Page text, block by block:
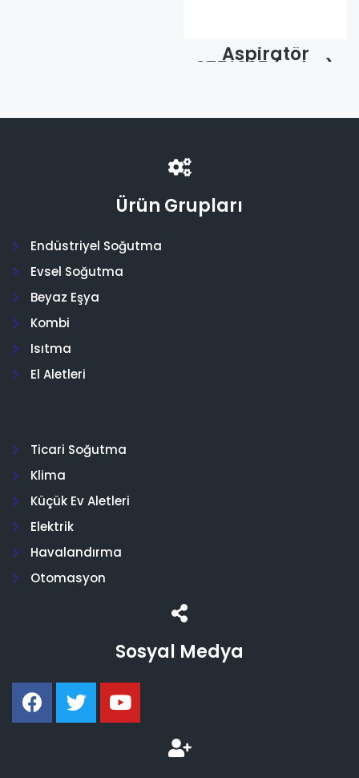
Aspiratör
275*335 (Adet)
Ürün Grupları
Endüstriyel Soğutma
Evsel Soğutma
Beyaz Eşya
Kombi
Isıtma
El Aletleri
Ticari Soğutma
Klima
Küçük Ev Aletleri
Elektrik
Havalandırma
Otomasyon
Sosyal Medya